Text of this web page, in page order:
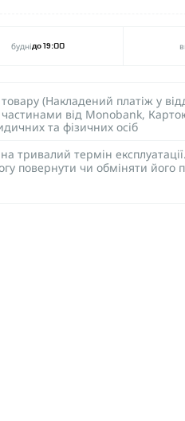
буднідо 19:00
(Накладений платіж у
від Monobank,
та фізичних осіб
тривалий термін
повернути чи обміняти його